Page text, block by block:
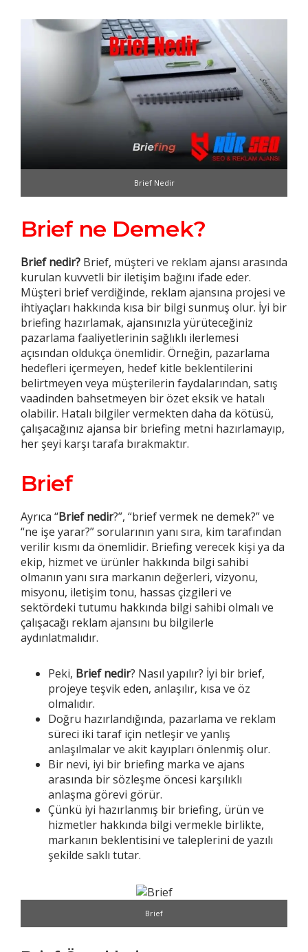
Brief Nedir
Brief ne Demek?
Brief nedir? Brief, müşteri ve reklam ajansı arasında
kurulan kuvvetli bir iletişim bağını ifade eder.
Müşteri brief verdiğinde, reklam ajansına projesi ve
ihtiyaçları hakkında kısa bir bilgi sunmuş olur. İyi bir
briefing hazırlamak, ajansınızla yürüteceğiniz
pazarlama faaliyetlerinin sağlıklı ilerlemesi
açısından oldukça önemlidir. Örneğin, pazarlama
hedefleri içermeyen, hedef kitle beklentilerini
belirtmeyen veya müşterilerin faydalarından, satış
vaadinden bahsetmeyen bir özet eksik ve hatalı
olabilir. Hatalı bilgiler vermekten daha da kötüsü,
çalışacağınız ajansa bir briefing metni hazırlamayıp,
her şeyi karşı tarafa bırakmaktır.
Brief
Ayrıca “Brief nedir?”, “brief vermek ne demek?” ve
“ne işe yarar?” sorularının yanı sıra, kim tarafından
verilir kısmı da önemlidir. Briefing verecek kişi ya da
ekip, hizmet ve ürünler hakkında bilgi sahibi
olmanın yanı sıra markanın değerleri, vizyonu,
misyonu, iletişim tonu, hassas çizgileri ve
sektördeki tutumu hakkında bilgi sahibi olmalı ve
çalışacağı reklam ajansını bu bilgilerle
aydınlatmalıdır.
Peki, Brief nedir? Nasıl yapılır? İyi bir brief,
projeye teşvik eden, anlaşılır, kısa ve öz
olmalıdır.
Doğru hazırlandığında, pazarlama ve reklam
süreci iki taraf için netleşir ve yanlış
anlaşılmalar ve akit kayıpları önlenmiş olur.
Bir nevi, iyi bir briefing marka ve ajans
arasında bir sözleşme öncesi karşılıklı
anlaşma görevi görür.
Çünkü iyi hazırlanmış bir briefing, ürün ve
hizmetler hakkında bilgi vermekle birlikte,
markanın beklentisini ve taleplerini de yazılı
şekilde saklı tutar.
Brief